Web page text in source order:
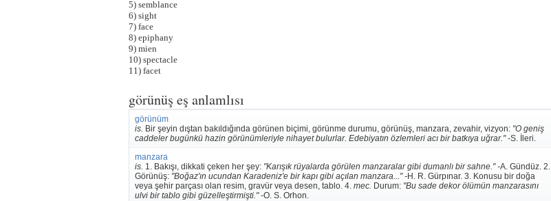
5) semblance
6) sight
7) face
8) epiphany
9) mien
10) spectacle
11) facet
görünüş eş anlamlısı
görünüm
is. Bir şeyin dıştan bakıldığında görünen biçimi, görünme durumu, görünüş, manzara, zevahir, vizyon: "O geniş
caddeler bugünkü hazin görünümleriyle nihayet bulurlar. Edebiyatın özlemleri acı bir batkıya uğrar." -S. İleri.
manzara
is. 1. Bakışı, dikkati çeken her şey: "Karışık rüyalarda görülen manzaralar gibi dumanlı bir sahne." -A. Gündüz. 2.
Görünüş: "Boğaz'ın ucundan Karadeniz'e bir kapı gibi açılan manzara..." -H. R. Gürpınar. 3. Konusu bir doğa
veya şehir parçası olan resim, gravür veya desen, tablo. 4. mec. Durum: "Bu sade dekor ölümün manzarasını
ulvi bir tablo gibi güzelleştirmişti." -O. S. Orhon.